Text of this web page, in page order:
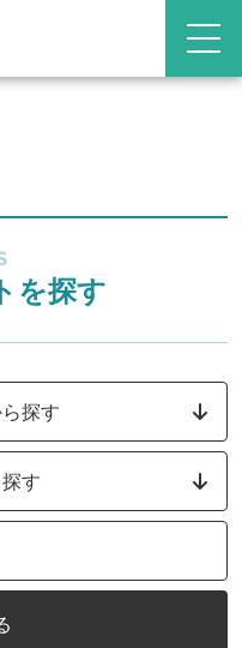
を探す
探す
す